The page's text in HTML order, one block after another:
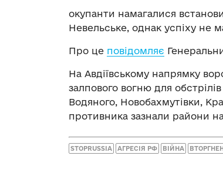
окупанти намагалися
Невельське, однак успіху не
Про це повідомляє
На Авдіївському напрямку
залпового вогню для
Водяного, Новобахмутівки,
противника зазнали райони
STOPRUSSIA АГРЕСІЯ РФ ВІЙНА